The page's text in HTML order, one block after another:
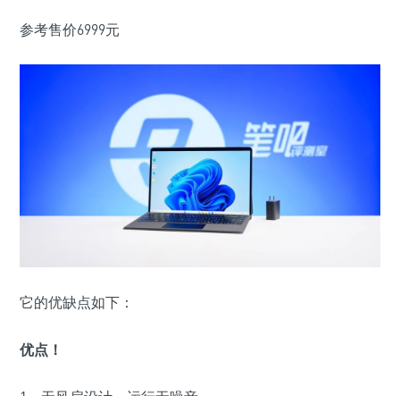
参考售价6999元
它的优缺点如下：
优点！